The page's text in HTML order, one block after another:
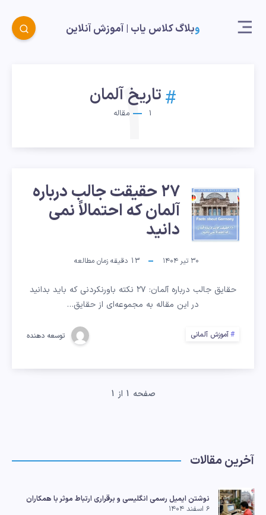
وبلاگ کلاس یاب |‌ آموزش آنلاین
تاریخ آلمان
1 مقاله
1
۲۷
حقیقت
جالب
درباره
آلمان
که
احتمالاً
نمی
۲۷ حقیقت جالب درباره
آلمان که احتمالاً نمی
دانید
۳۰ تیر ۱۴۰۴ 13 دقیقه زمان مطالعه
حقایق جالب درباره آلمان: ۲۷ نکته باورنکردنی که باید بدانید
در این مقاله به مجموعه‌ای از حقایق…
آموزش آلمانی توسعه دهنده
صفحه 1 از 1
آخرین مقالات
نوشتن ایمیل رسمی انگلیسی و برقراری ارتباط موثر با همکاران
۶ اسفند ۱۴۰۴